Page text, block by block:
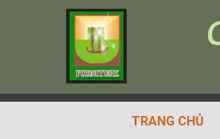
TRANG CHỦ